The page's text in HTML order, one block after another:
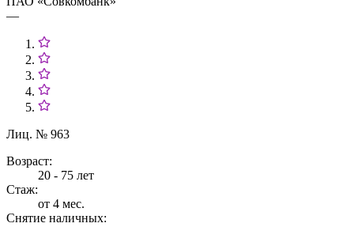
—
Лиц. № 963
Возраст:
20 - 75 лет
Стаж:
от 4 мес.
Снятие наличных: